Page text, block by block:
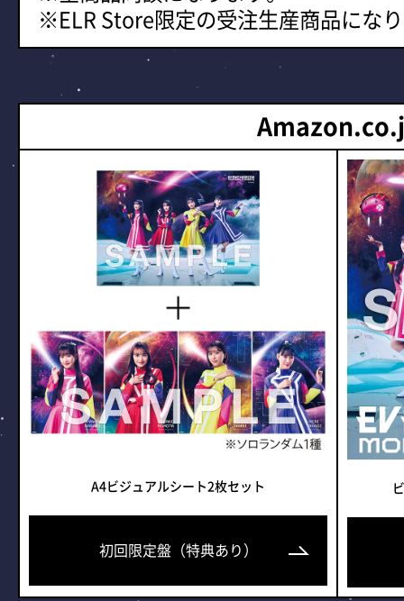
※ELR Store限定の受注生産商品にな
A4ビジュアルシート2枚セット
初回限定盤（特典あり）